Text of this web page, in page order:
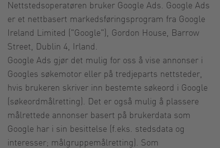
Nettstedsoperatøren bruker Google Ads. Google Ads
er et nettbasert markedsføringsprogram fra Google
Ireland Limited ("Google"), Gordon House, Barrow
Street, Dublin 4, Irland.
Google Ads gjør det mulig for oss å vise annonser i
Googles søkemotor eller på tredjeparts nettsteder,
hvis brukeren skriver inn bestemte søkeord i Google
(søkeordmålretting). Det er også mulig å plassere
målrettede annonser basert på brukerdata som
Google har i sin besittelse (f.eks. stedsdata og
interesser; målgruppemålretting). Som